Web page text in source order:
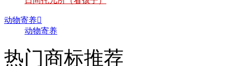
动物寄养
动物寄养
热门商标推荐